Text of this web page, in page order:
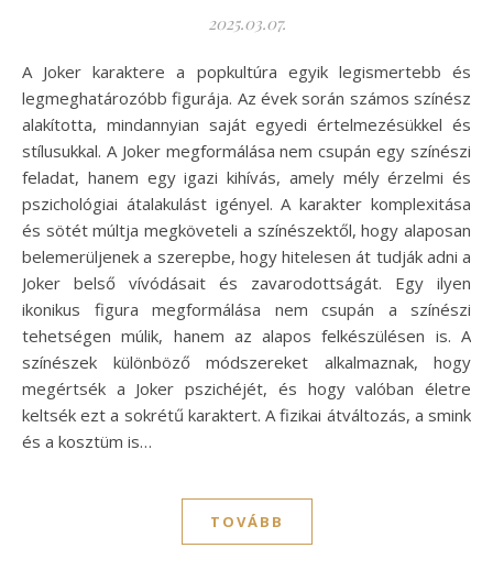
2025.03.07.
A Joker karaktere a popkultúra egyik legismertebb és
legmeghatározóbb figurája. Az évek során számos színész
alakította, mindannyian saját egyedi értelmezésükkel és
stílusukkal. A Joker megformálása nem csupán egy színészi
feladat, hanem egy igazi kihívás, amely mély érzelmi és
pszichológiai átalakulást igényel. A karakter komplexitása
és sötét múltja megköveteli a színészektől, hogy alaposan
belemerüljenek a szerepbe, hogy hitelesen át tudják adni a
Joker belső vívódásait és zavarodottságát. Egy ilyen
ikonikus figura megformálása nem csupán a színészi
tehetségen múlik, hanem az alapos felkészülésen is. A
színészek különböző módszereket alkalmaznak, hogy
megértsék a Joker pszichéjét, és hogy valóban életre
keltsék ezt a sokrétű karaktert. A fizikai átváltozás, a smink
és a kosztüm is…
TOVÁBB